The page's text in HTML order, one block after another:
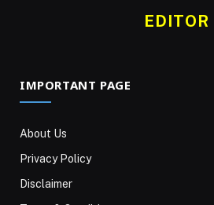
EDITOR
IMPORTANT PAGE
About Us
Privacy Policy
Disclaimer